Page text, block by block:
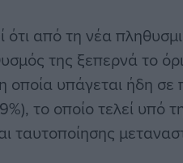
ότι από τη νέα
της ξεπερνά το
υπάγεται ήδη σε
το οποίο τελεί υπό
ταυτοποίησης